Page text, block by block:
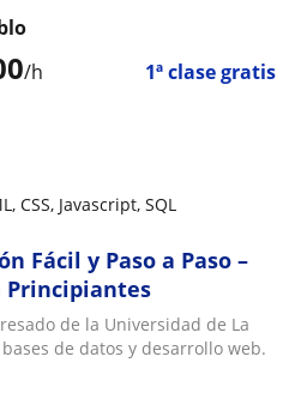
/h 1ª clase gratis
CSS, Javascript, SQL
Fácil y Paso a Paso –
Principiantes
de la Universidad de La
de datos y desarrollo web.